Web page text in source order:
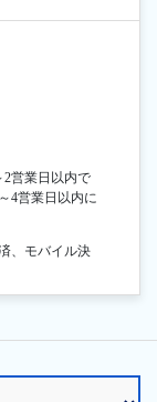
2営業日以内で
4営業日以内に
、モバイル決